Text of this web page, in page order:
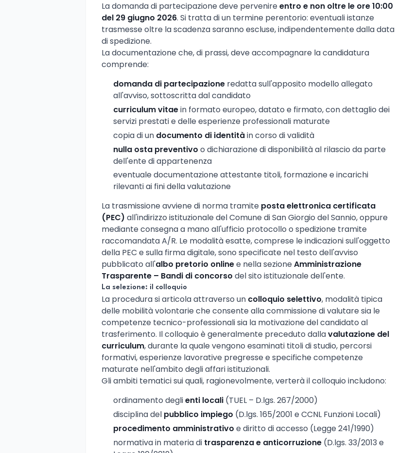
La domanda di partecipazione deve pervenireentro e non oltre le ore 10:00
del 29 giugno 2026. Si tratta di un termine perentorio: eventuali istanze
trasmesse oltre la scadenza saranno escluse, indipendentemente dalla data
di spedizione.
La documentazione che, di prassi, deve accompagnare la candidatura
comprende:
domanda di partecipazione redatta sull'apposito modello allegato
all'avviso, sottoscritta dal candidato
curriculum vitaein formato europeo, datato e firmato, con dettaglio dei
servizi prestati e delle esperienze professionali maturate
copia di un documento di identitàin corso di validità
nulla osta preventivo o dichiarazione di disponibilità al rilascio da parte
dell'ente di appartenenza
eventuale documentazione attestante titoli, formazione e incarichi
rilevanti ai fini della valutazione
La trasmissione avviene di norma tramite posta elettronica certificata
(PEC) all'indirizzo istituzionale del Comune di San Giorgio del Sannio, oppure
mediante consegna a mano all'ufficio protocollo o spedizione tramite
raccomandata A/R. Le modalità esatte, comprese le indicazioni sull'oggetto
della PEC e sulla firma digitale, sono specificate nel testo dell'avviso
pubblicato all'albo pretorio onlinee nella sezioneAmministrazione
Trasparente – Bandi di concorso del sito istituzionale dell'ente.
La selezione: il colloquio
La procedura si articola attraverso un colloquio selettivo, modalità tipica
delle mobilità volontarie che consente alla commissione di valutare sia le
competenze tecnico-professionali sia la motivazione del candidato al
trasferimento. Il colloquio è generalmente preceduto dallavalutazione del
curriculum, durante la quale vengono esaminati titoli di studio, percorsi
formativi, esperienze lavorative pregresse e specifiche competenze
maturate nell'ambito degli affari istituzionali.
Gli ambiti tematici sui quali, ragionevolmente, verterà il colloquio includono:
ordinamento deglienti locali (TUEL – D.lgs. 267/2000)
disciplina del pubblico impiego (D.lgs. 165/2001 e CCNL Funzioni Locali)
procedimento amministrativo e diritto di accesso (Legge 241/1990)
normativa in materia di trasparenza e anticorruzione (D.lgs. 33/2013 e